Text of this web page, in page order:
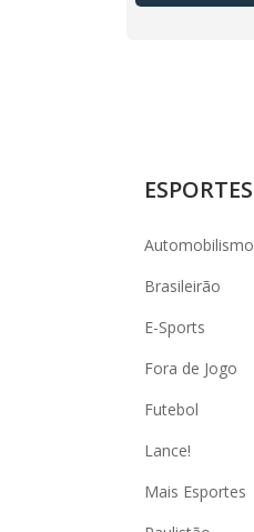
ESPORTES
Automobilismo
Brasileirão
E-Sports
Fora de Jogo
Futebol
Lance!
Mais Esportes